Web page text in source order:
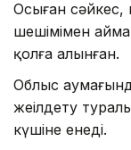
Осыған сәйкес,
шешімімен
қолға алынған.
Облыс
жеңілдету
күшіне енеді.